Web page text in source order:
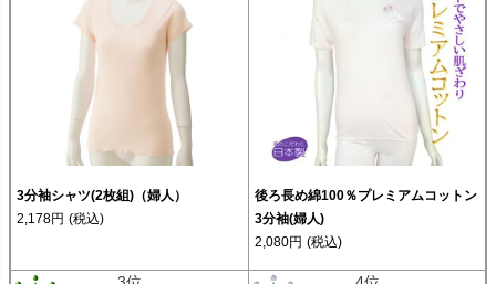
3分袖シャツ(2枚組)（婦人）
2,178円 (税込)
後ろ長め綿100％プレミアムコットン
3分袖(婦人)
2,080円 (税込)